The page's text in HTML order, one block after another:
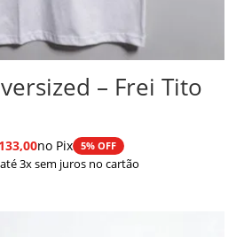
– Frei Tito
no Pix 5% OFF
3x sem juros no cartão